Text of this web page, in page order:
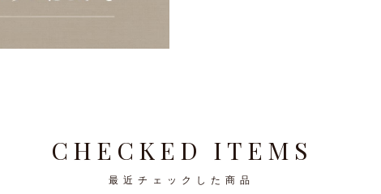
CHECKED ITEMS
最近チェックした商品